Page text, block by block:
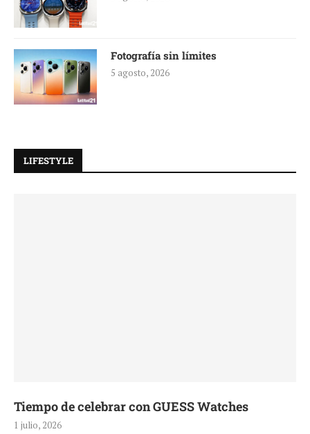
Fotografía sin límites
5 agosto, 2026
LIFESTYLE
Tiempo de celebrar con GUESS Watches
1 julio, 2026